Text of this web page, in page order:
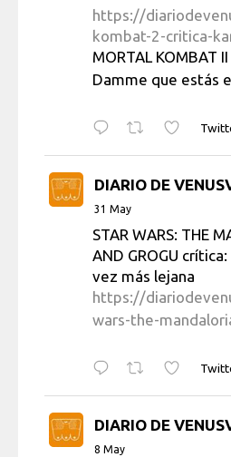
https://
kombat-2-critica-
MORTAL KOMBAT
Damme que estás
DIARIO DE
31 May
STAR WARS: THE
AND GROGU
vez más lejana
https://
wars-the-
DIARIO DE
8 May